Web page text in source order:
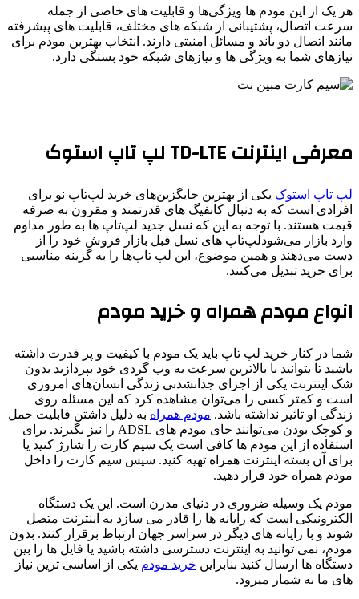
هر یک از این مودم ‌ها ویژگی‌ها و قابلیت‌ های خاصی از جمله
سرعت اتصال، پشتیبانی از شبکه ‌های مختلف، قابلیت ‌های پیشرفته
مانند اتصال دو باند و مسائل امنیتی دارند. انتخاب بهترین مودم برای
نیازهای شما به ویژگی ‌ها و نیازهای شبکه‌ خود بستگی دارد.
معرفی اینترنت TD-LTE لپ تاپ استوک
لپ تاپ استوک یکی از بهترین جایگزین‌های خرید لپ‌تاپ نو برای
افرادی است که به دنبال کانفیگ های قدرتمند و مقرون به صرفه
قیمت هستند. با توجه به این که نسل جدید لپ‌تاپ ها به طور مداوم
وارد بازار می‌شودلپ‌تاپ های نسل قبل بازار فروش خود را از
دست می‌دهند و همین موضوع، این لپ تاپ‌ها را به گزینه مناسبی
برای خرید تبدیل می‌کنند.
انواع مودم همراه و خرید مودم
شما در کنار خرید لپ تاپ باید یک مودم با کیفیت و پر قدرت داشته
باشید تا بتوانید با بالاترین سرعت به وب گردی خود بپردازید بدون
شک اینترنت یکی از اجزای جدانشدنی زندگی انسان‌های امروزی
است و کمتر کسی را می‌توان مشاهده کرد که این مسئله روی
زندگی او تاثیر نداشته باشد. مودم همراه به دلیل داشتن قابلیت حمل
و کوچک بودن می‌توانند جای مودم های ADSL را نیز بگیرند. برای
استفاده از این مودم ها کافی است یک سیم کارت را شارژ کنید یا
برای آن بسته اینترنت همراه تهیه کنید. سپس سیم کارت را داخل
مودم همراه خود قرار دهید.
مودم یک وسیله ضروری در دنیای مدرن است. این یک دستگاه
الکترونیکی است که رایانه ها را قادر می سازد به اینترنت متصل
شوند و با رایانه های دیگر در سراسر جهان ارتباط برقرار کنند. بدون
مودم، نمی توانید به اینترنت دسترسی داشته باشید یا فایل ها را بین
دستگاه ها ارسال کنید بنابراین خرید مودم یکی از اساسی ترین نیاز
های ما به شمار میرود.